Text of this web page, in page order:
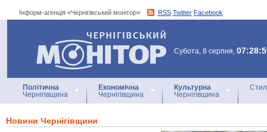
Інформ-агенція «Чернігівський монітор»: RSS Twitter Facebook
Інформ-агенція
«Чернігівський монітор»
Субота, 8 серпня,
Політична
Чернігівщина
Економічна
Чернігівщина
Культурна
Чернігівщина
Новини Чернігівщини